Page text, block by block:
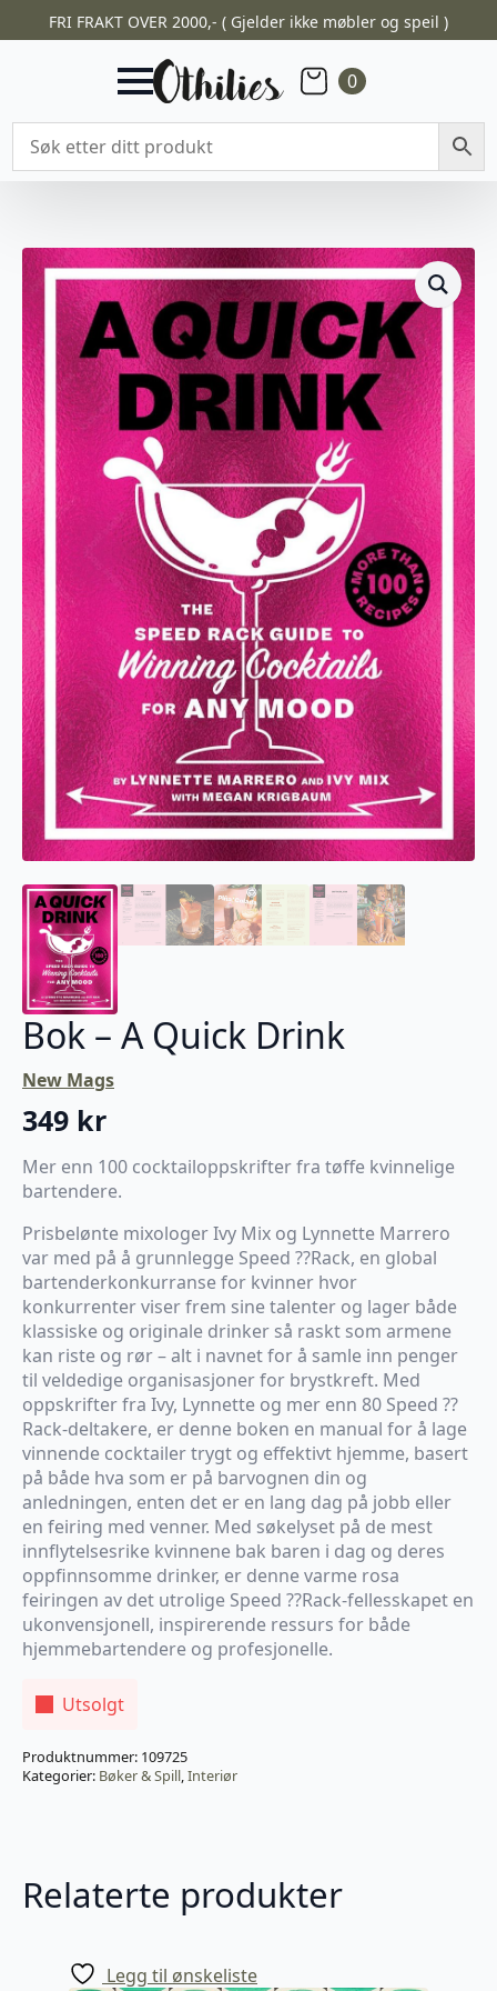
FRI FRAKT OVER 2000,- ( Gjelder ikke møbler og speil )
0
Bok – A Quick Drink
New Mags
349 kr
Mer enn 100 cocktailoppskrifter fra tøffe kvinnelige
bartendere.
Prisbelønte mixologer Ivy Mix og Lynnette Marrero
var med på å grunnlegge Speed ??Rack, en global
bartenderkonkurranse for kvinner hvor
konkurrenter viser frem sine talenter og lager både
klassiske og originale drinker så raskt som armene
kan riste og rør – alt i navnet for å samle inn penger
til veldedige organisasjoner for brystkreft. Med
oppskrifter fra Ivy, Lynnette og mer enn 80 Speed ??
Rack-deltakere, er denne boken en manual for å lage
vinnende cocktailer trygt og effektivt hjemme, basert
på både hva som er på barvognen din og
anledningen, enten det er en lang dag på jobb eller
en feiring med venner. Med søkelyset på de mest
innflytelsesrike kvinnene bak baren i dag og deres
oppfinnsomme drinker, er denne varme rosa
feiringen av det utrolige Speed ??Rack-fellesskapet en
ukonvensjonell, inspirerende ressurs for både
hjemmebartendere og profesjonelle.
Utsolgt
Produktnummer: 109725
Kategorier: Bøker & Spill,Interiør
Relaterte produkter
Legg til ønskeliste